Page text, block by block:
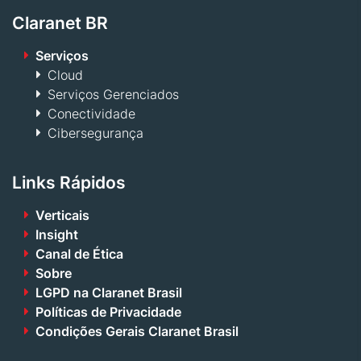
Claranet BR
Serviços
Cloud
Serviços Gerenciados
Conectividade
Cibersegurança
Links Rápidos
Verticais
Insight
Canal de Ética
Sobre
LGPD na Claranet Brasil
Políticas de Privacidade
Condições Gerais Claranet Brasil